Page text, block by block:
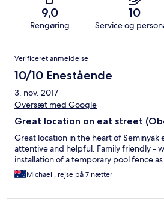
9,0
Rengøring
10
Service og
Anmeldelser
Verificeret anmeldelse
10/10 Enestående
3. nov. 2017
Oversæt med Google
Great location on eat street
Great location in the heart of Seminyak
attentive and helpful. Family friendly -
installation of a temporary pool fence
Michael , rejse på 7 nætter